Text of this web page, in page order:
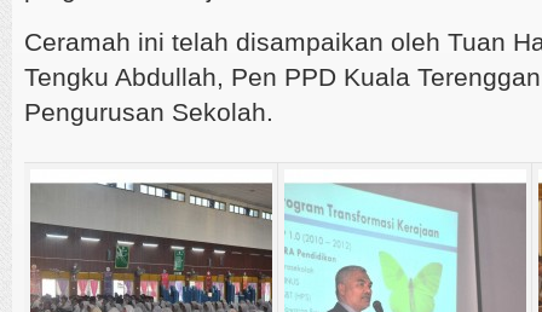
Ceramah ini telah disampaikan oleh Tuan
Tengku Abdullah, Pen PPD Kuala
Pengurusan Sekolah.